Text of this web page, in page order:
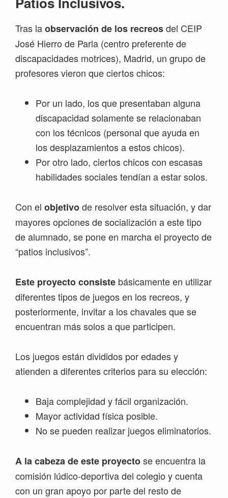
Tras laobservación de los recreosdel CEIP
José Hierro de Parla (centro preferente de
discapacidades motrices), Madrid, un grupo de
profesores vieron que ciertos chicos:
Por un lado, los que presentaban alguna
discapacidad solamente se relacionaban
con los técnicos (personal que ayuda en
los desplazamientos a estos chicos).
Por otro lado, ciertos chicos con escasas
habilidades sociales tendían a estar solos.
Con el objetivode resolver esta situación, y dar
mayores opciones de socialización a este tipo
de alumnado, se pone en marcha el proyecto de
“patios inclusivos”.
Este proyecto consiste básicamente en utilizar
diferentes tipos de juegos en los recreos, y
posteriormente, invitar a los chavales que se
encuentran más solos a que participen.
Los juegos están divididos por edades y
atienden a diferentes criterios para su elección:
Baja complejidad y fácil organización.
Mayor actividad física posible.
No se pueden realizar juegos eliminatorios.
A la cabeza de este proyectose encuentra la
comisión lúdico-deportiva del colegio y cuenta
con un gran apoyo por parte del resto de